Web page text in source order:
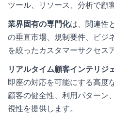
ツール、リソース、分析で顧
業界固有の専門化は、関連性
の垂直市場、規制要件、ビジ
を絞ったカスタマーサクセス
リアルタイム顧客インテリジ
即座の対応を可能にする高度
顧客の健全性、利用パターン
視性を提供します。